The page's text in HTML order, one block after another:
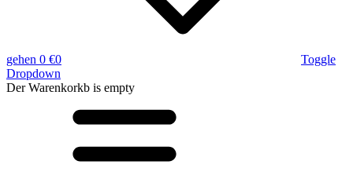
gehen 0 €0
Toggle
Dropdown
Der Warenkorkb is empty